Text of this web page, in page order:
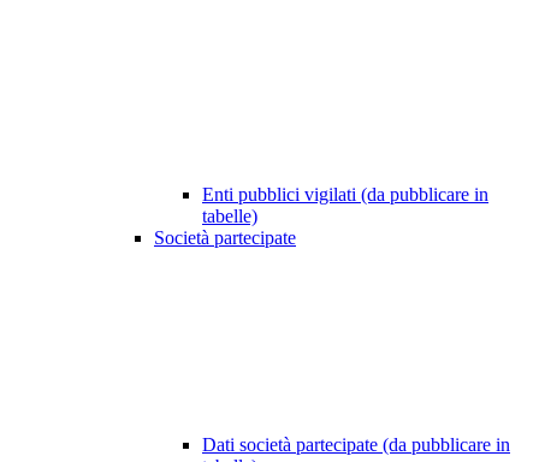
Enti pubblici vigilati (da pubblicare in
tabelle)
Società partecipate
Dati società partecipate (da pubblicare in